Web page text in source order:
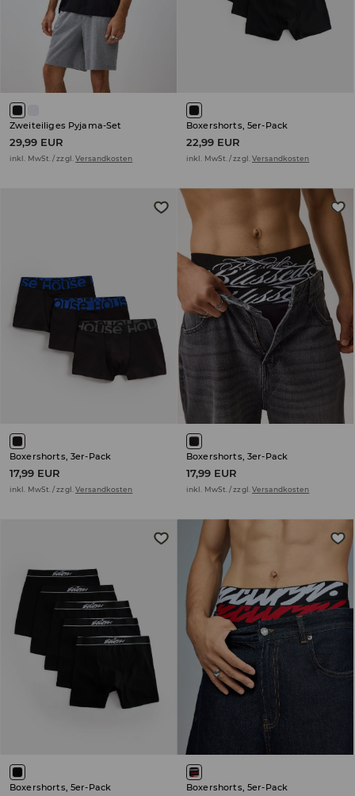
Zweiteiliges Pyjama-Set
29,99 EUR
inkl. MwSt. / zzgl.Versandkosten
Boxershorts, 5er-Pack
22,99 EUR
inkl. MwSt. / zzgl.Versandkosten
Boxershorts, 3er-Pack
17,99 EUR
inkl. MwSt. / zzgl. Versandkosten
Boxershorts, 3er-Pack
17,99 EUR
inkl. MwSt. / zzgl. Versandkosten
Boxershorts, 5er-Pack Boxershorts, 5er-Pack